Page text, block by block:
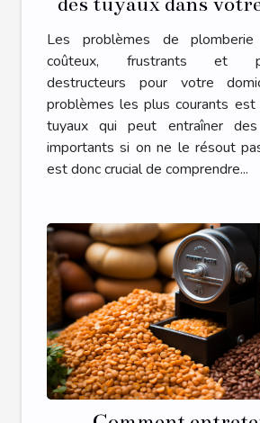
Les problèmes de
coûteux, frustrants et
destructeurs pour votre
problèmes les plus courants
tuyaux qui peut entraîner
importants si on ne le résout
est donc crucial de comprendre...